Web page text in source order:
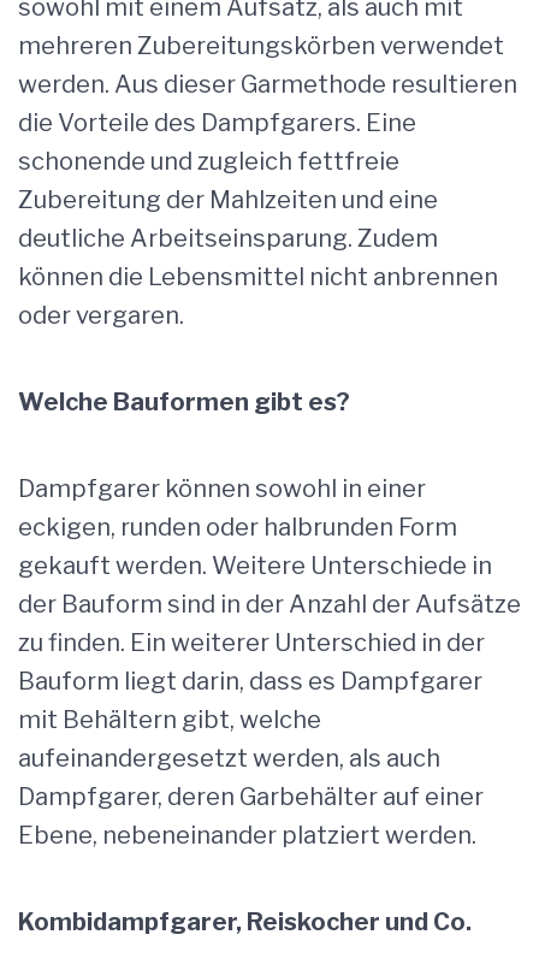
sowohl mit einem Aufsatz, als auch mit
mehreren Zubereitungskörben verwendet
werden. Aus dieser Garmethode resultieren
die Vorteile des Dampfgarers. Eine
schonende und zugleich fettfreie
Zubereitung der Mahlzeiten und eine
deutliche Arbeitseinsparung. Zudem
können die Lebensmittel nicht anbrennen
oder vergaren.
Welche Bauformen gibt es?
Dampfgarer können sowohl in einer
eckigen, runden oder halbrunden Form
gekauft werden. Weitere Unterschiede in
der Bauform sind in der Anzahl der Aufsätze
zu finden. Ein weiterer Unterschied in der
Bauform liegt darin, dass es Dampfgarer
mit Behältern gibt, welche
aufeinandergesetzt werden, als auch
Dampfgarer, deren Garbehälter auf einer
Ebene, nebeneinander platziert werden.
Kombidampfgarer, Reiskocher und Co.